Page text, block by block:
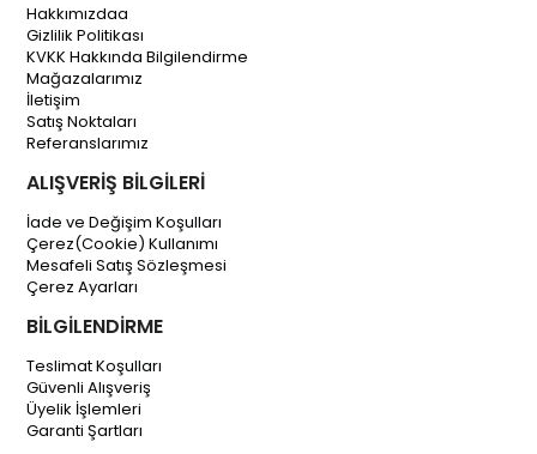
Hakkımızdaa
Gizlilik Politikası
KVKK Hakkında Bilgilendirme
Mağazalarımız
İletişim
Satış Noktaları
Referanslarımız
ALIŞVERİŞ BİLGİLERİ
İade ve Değişim Koşulları
Çerez(Cookie) Kullanımı
Mesafeli Satış Sözleşmesi
Çerez Ayarları
BİLGİLENDİRME
Teslimat Koşulları
Güvenli Alışveriş
Üyelik İşlemleri
Garanti Şartları